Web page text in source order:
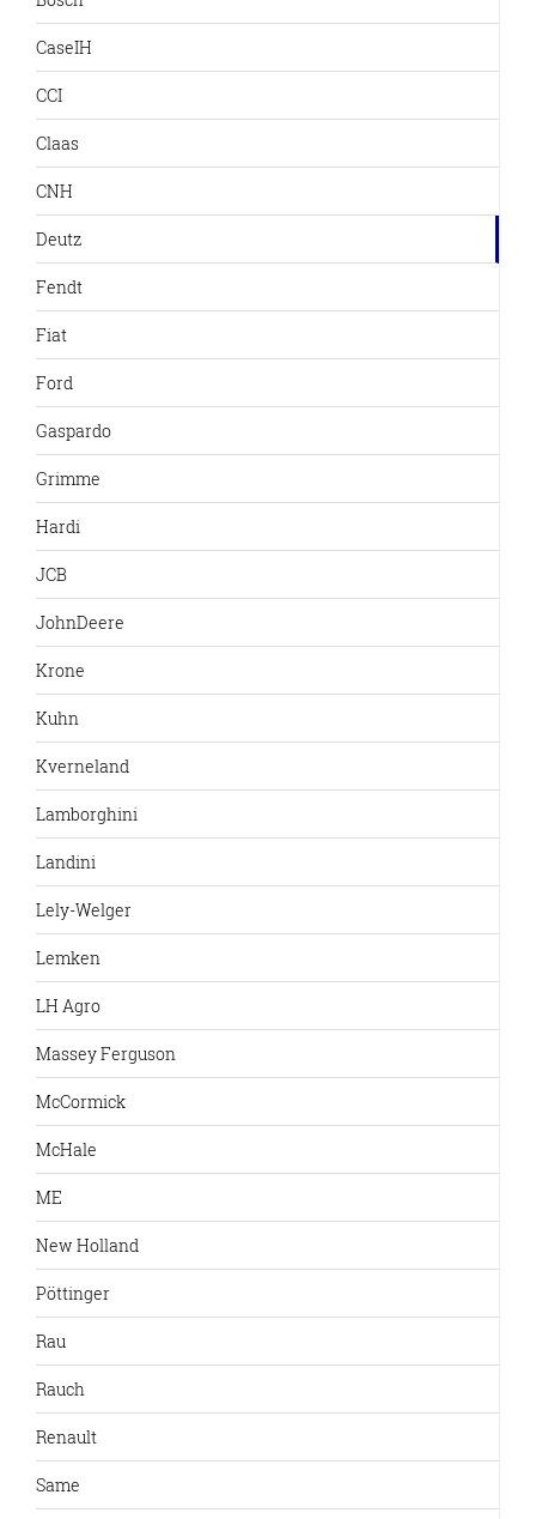
CaseIH
CCI
Claas
CNH
Deutz
Fendt
Fiat
Ford
Gaspardo
Grimme
Hardi
JCB
JohnDeere
Krone
Kuhn
Kverneland
Lamborghini
Landini
Lely-Welger
Lemken
LH Agro
Massey Ferguson
McCormick
McHale
ME
New Holland
Pöttinger
Rau
Rauch
Renault
Same